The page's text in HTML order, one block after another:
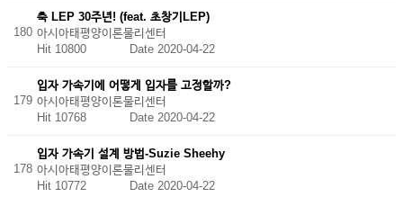
180
축 LEP 30주년! (feat. 초창기LEP)
아시아태평양이론물리센터
Hit 10800 Date 2020-04-22
179
입자 가속기에 어떻게 입자를 고정할까?
아시아태평양이론물리센터
Hit 10768 Date 2020-04-22
178
입자 가속기 설계 방법-Suzie Sheehy
아시아태평양이론물리센터
Hit 10772 Date 2020-04-22